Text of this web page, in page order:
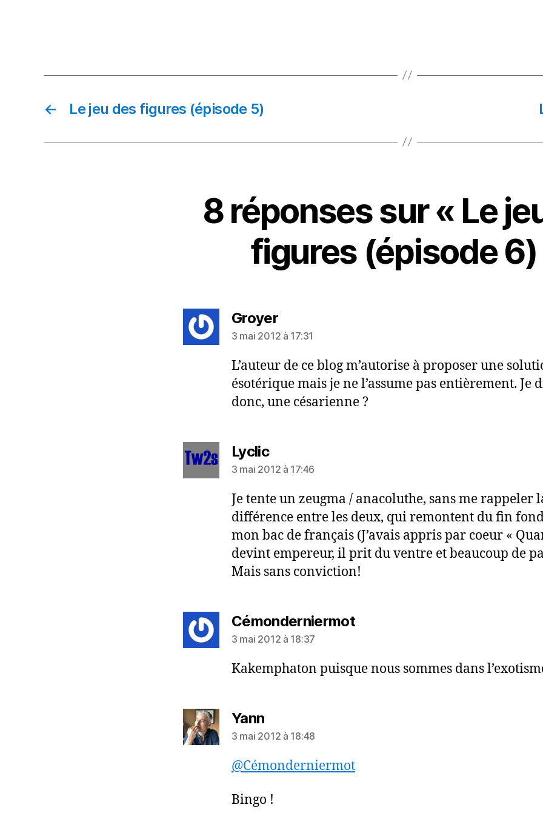
← Le jeu des figures (épisode 5)
8 réponses sur « Le
figures (épisode
Groyerdit :
3 mai 2012 à 17:31
L’auteur de ce blog m’autorise à proposer une
ésotérique mais je ne l’assume pas entièrement. Je
donc, une césarienne ?
Lyclicdit :
3 mai 2012 à 17:46
Je tente un zeugma / anacoluthe, sans me rappeler
différence entre les deux, qui remontent du fin
mon bac de français (J’avais appris par coeur «
devint empereur, il prit du ventre et beaucoup de
Mais sans conviction!
Cémonderniermotdit :
3 mai 2012 à 18:37
Kakemphaton puisque nous sommes dans
Yanndit :
3 mai 2012 à 18:48
@Cémonderniermot
Bingo !